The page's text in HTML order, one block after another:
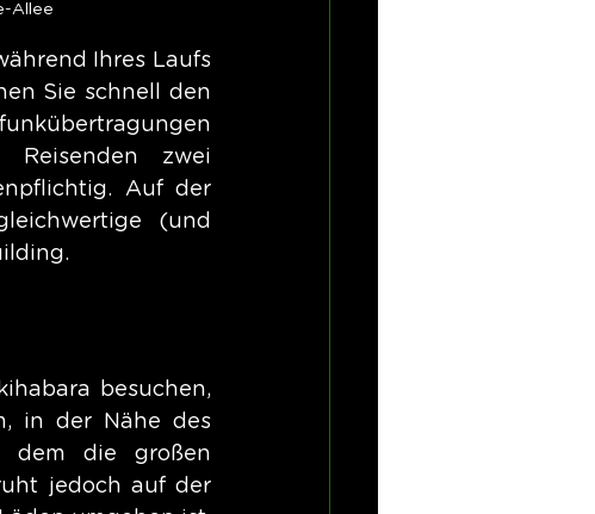
Allee
Ihres Laufs
Sie schnell den
zwei
Auf der
(und
besuchen,
in der Nähe des
dem die großen
jedoch auf der